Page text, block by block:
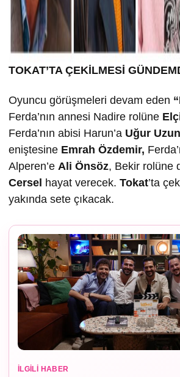
TOKAT’TA ÇEKİLMESİ
Oyuncu görüşmeleri devam eden
Ferda’nın annesi Nadire rolüne
Ferda’nın abisi Harun’a Uğur
eniştesine Emrah Özdemir,
Alperen’e Ali Önsöz, Bekir rolüne
Cersel hayat verecek. Tokat’ta
yakında sete çıkacak.
İLGILI HABER